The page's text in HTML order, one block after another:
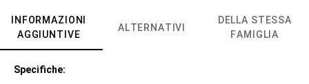
INFORMAZIONI
AGGIUNTIVE
ALTERNATIVI
DELLA STESSA
FAMIGLIA
Specifiche: